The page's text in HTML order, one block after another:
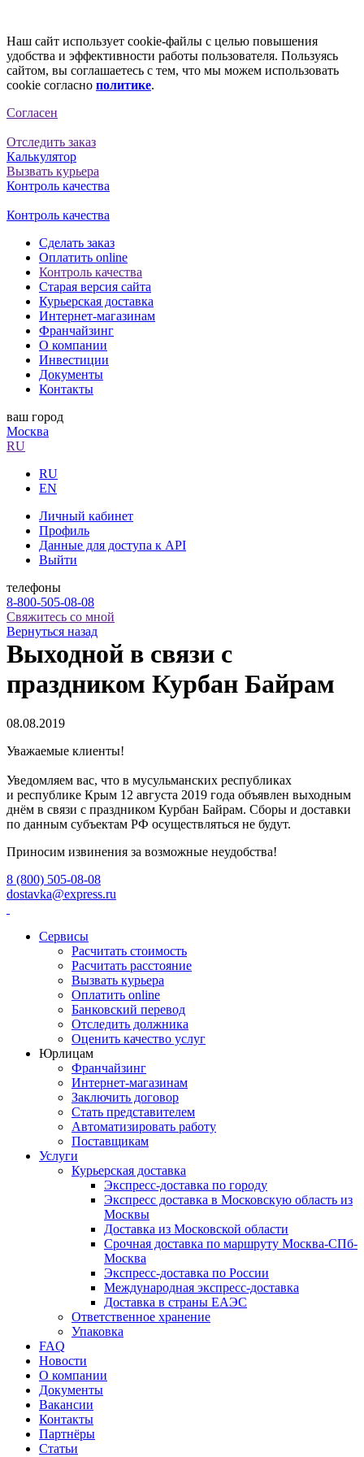
Наш сайт использует cookie-файлы с целью повышения
удобства и эффективности работы пользователя. Пользуясь
сайтом, вы соглашаетесь с тем, что мы можем использовать
cookie согласно политике.
Согласен
Отследить заказ
Калькулятор
Вызвать курьера
Контроль качества
Контроль качества
Сделать заказ
Оплатить online
Контроль качества
Старая версия сайта
Курьерская доставка
Интернет-магазинам
Франчайзинг
О компании
Инвестиции
Документы
Контакты
ваш город
Москва
RU
RU
EN
Личный кабинет
Профиль
Данные для доступа к API
Выйти
телефоны
8-800-505-08-08
Свяжитесь со мной
Вернуться назад
Выходной в связи с
праздником Курбан Байрам
08.08.2019
Уважаемые клиенты!
Уведомляем вас, что в мусульманских республиках
и республике Крым 12 августа 2019 года объявлен выходным
днём в связи с праздником Курбан Байрам. Сборы и доставки
по данным субъектам РФ осуществляться не будут.
Приносим извинения за возможные неудобства!
8 (800) 505-08-08
dostavka@express.ru
Сервисы
Расчитать стоимость
Расчитать расстояние
Вызвать курьера
Оплатить online
Банковский перевод
Отследить должника
Оценить качество услуг
Юрлицам
Франчайзинг
Интернет-магазинам
Заключить договор
Стать представителем
Автоматизировать работу
Поставщикам
Услуги
Курьерская доставка
Экспресс-доставка по городу
Экспресс доставка в Московскую область из
Москвы
Доставка из Московской области
Срочная доставка по маршруту Москва-СПб-
Москва
Экспресс-доставка по России
Международная экспресс-доставка
Доставка в страны ЕАЭС
Ответственное хранение
Упаковка
FAQ
Новости
О компании
Документы
Вакансии
Контакты
Партнёры
Статьи